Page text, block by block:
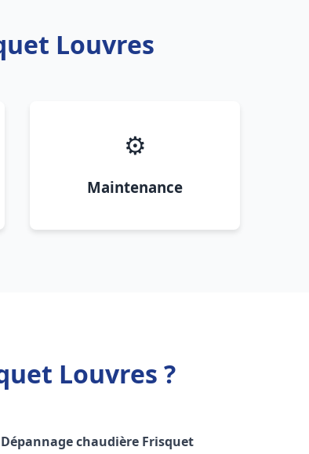
Louvres
⚙️
Maintenance
Louvres ?
chaudière Frisquet